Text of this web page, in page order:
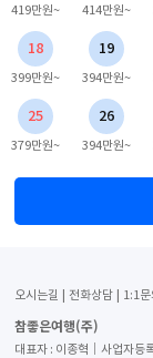
419만원~ 414만원~
18
399만원~
19
394만원~
25
379만원~
26
394만원~
오시는길 전화상담 1:1문
참좋은여행(주)
대표자 : 이종혁│사업자등